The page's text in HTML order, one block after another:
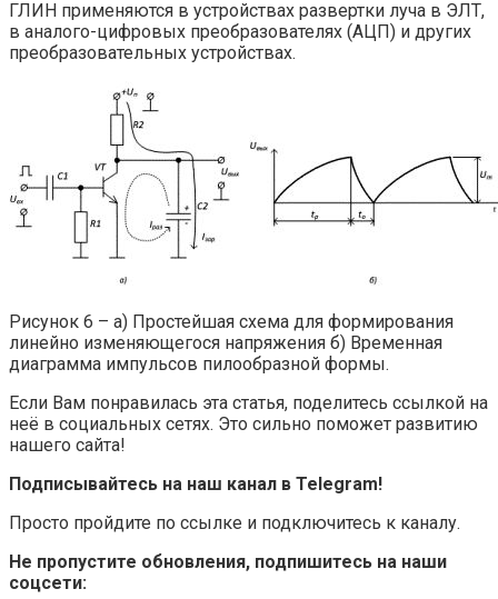
ГЛИН применяются в устройствах развертки луча в ЭЛТ,
в аналого-цифровых преобразователях (АЦП) и других
преобразовательных устройствах.
Рисунок 6 – а) Простейшая схема для формирования
линейно изменяющегося напряжения б) Временная
диаграмма импульсов пилообразной формы.
Если Вам понравилась эта статья, поделитесь ссылкой на
неё в социальных сетях. Это сильно поможет развитию
нашего сайта!
Подписывайтесь на наш канал в Telegram!
Просто пройдите по ссылке и подключитесь к каналу.
Не пропустите обновления, подпишитесь на наши
соцсети: